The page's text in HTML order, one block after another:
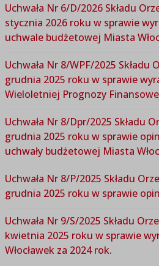
Uchwała Nr 6/D/2026 Składu
stycznia 2026 roku w sprawie
uchwale budżetowej Miasta
Uchwała Nr 8/WPF/2025
grudnia 2025 roku w sprawie
Wieloletniej Prognozy
Uchwała Nr 8/Dpr/2025 Składu
grudnia 2025 roku w sprawie
uchwały budżetowej Miasta
Uchwała Nr 8/P/2025 Składu
grudnia 2025 roku w sprawie
Uchwała Nr 9/S/2025 Składu
kwietnia 2025 roku w sprawie
Włocławek za 2024 rok.